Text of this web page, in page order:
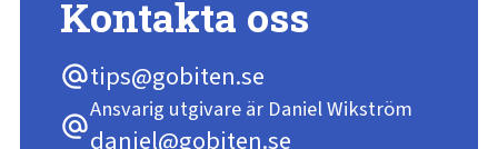
Kontakta oss
alternate_emailtips@gobiten.se
alternate_email
Ansvarig utgivare är Daniel Wikström
daniel@gobiten.se